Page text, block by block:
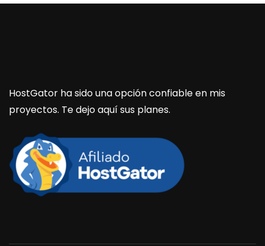
HostGator ha sido una opción confiable en mis
proyectos. Te dejo aquí sus planes.